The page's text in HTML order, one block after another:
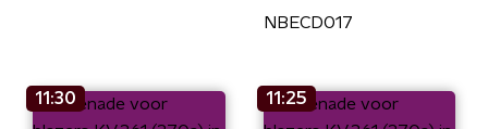
NBECD017
11:30 11:25